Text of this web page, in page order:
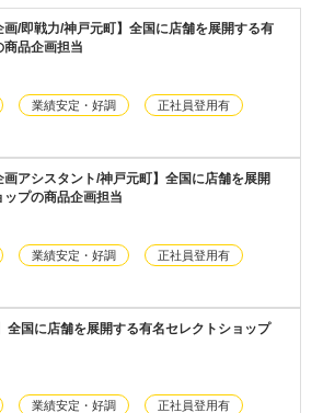
画/即戦力/神戸元町】全国に店舗を展開する有
品企画担当
業績安定・好調 正社員登用有
画アシスタント/神戸元町】全国に店舗を展開
プの商品企画担当
業績安定・好調 正社員登用有
全国に店舗を展開する有名セレクトショップ
業績安定・好調 正社員登用有